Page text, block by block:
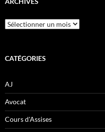
Archives
CATÉGORIES
AJ
Avocat
Cours d'Assises